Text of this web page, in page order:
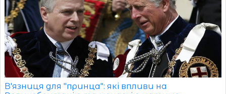
В'язниця для "принца": які впливи на